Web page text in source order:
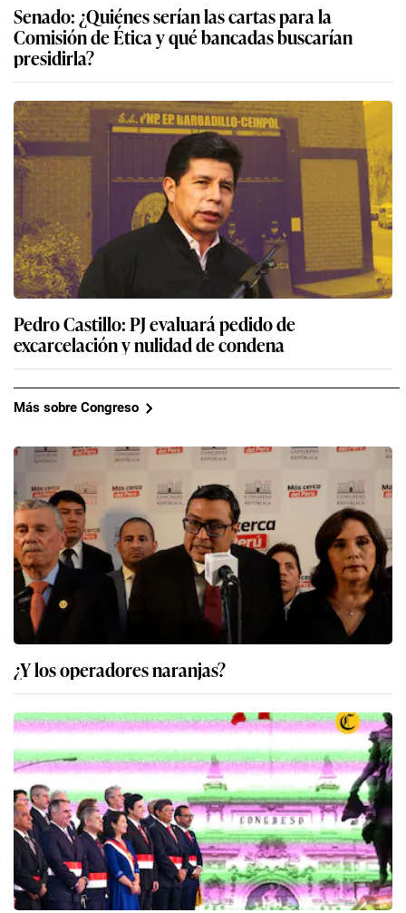
Senado: ¿Quiénes serían las cartas para la
Comisión de Ética y qué bancadas buscarían
presidirla?
Pedro Castillo: PJ evaluará pedido de
excarcelación y nulidad de condena
Más sobre Congreso
¿Y los operadores naranjas?